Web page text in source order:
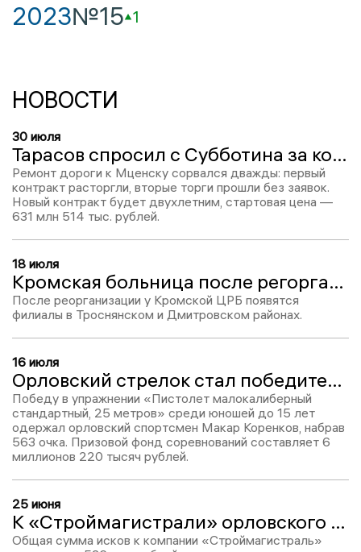
2023№15 1
НОВОСТИ
30 июля
Тарасов спросил с Субботина за контракт по ремонту дороги к Мценску
Ремонт дороги к Мценску сорвался дважды: первый
контракт расторгли, вторые торги прошли без заявок.
Новый контракт будет двухлетним, стартовая цена —
631 млн 514 тыс. рублей.
18 июля
Кромская больница после регорганизации будет называться Объединенная Кромская ЦРБ
После реорганизации у Кромской ЦРБ появятся
филиалы в Троснянском и Дмитровском районах.
16 июля
Орловский стрелок стал победителем Юношеской лиги страны
Победу в упражнении «Пистолет малокалиберный
стандартный, 25 метров» среди юношей до 15 лет
одержал орловский спортсмен Макар Коренков, набрав
563 очка. Призовой фонд соревнований составляет 6
миллионов 220 тысяч рублей.
25 июня
К «Строймагистрали» орловского бизнесмена Тарасова поданы иски на 500 млн рублей
Общая сумма исков к компании «Строймагистраль»